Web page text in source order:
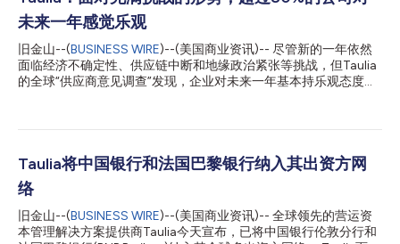
未来一年感觉乐观
旧金山--(BUSINESS WIRE)--(美国商业资讯)-- 尽管新的一年依然
面临经济不确定性、供应链中断和地缘政治紧张等挑战，但Taulia
的全球“供应商意见调查”发现，企业对未来一年基本持乐观态度。
今年是领先的营运资金管理解决方案提供商Taulia开展“供应商意见
收集到11,300家企业的观点和见解。 在美国，87%的受访者对未
来一年表示乐观。紧随其后的是加拿大企业，其中85%对2024年
持乐观态度，其次是英国（84%）、法国 （67%）和德国
（65%）。 在零售和电子行业，86%的企业对2024年感到乐观。
紧随其后的是制造业（85%）、化学品 （84%）和运输业
Taulia将中国银行和法国巴黎银行纳入其出资方网
络
旧金山--(BUSINESS WIRE)--(美国商业资讯)-- 全球领先的营运资
本管理解决方案提供商Taulia今天宣布，已将中国银行伦敦分行和